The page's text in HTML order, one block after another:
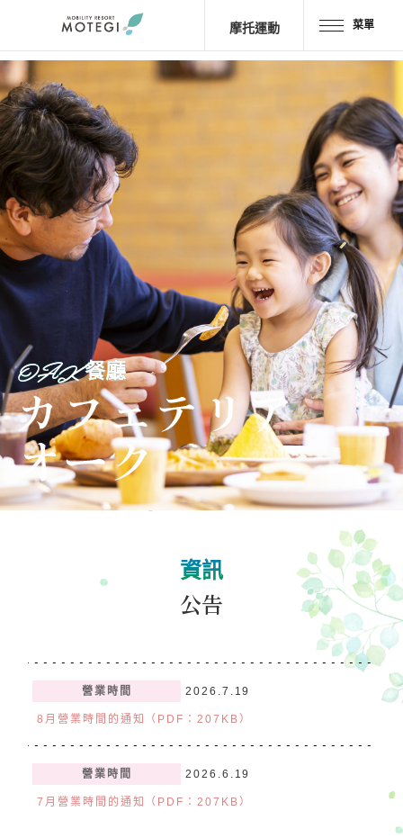
摩托運動 菜單
首頁 JP
區域・設施
景點・活動
摩托車 運動
酒店・ 露營
商品＆商店
遊樂設施
等待時間指南
活動
OAK 餐廳
資訊
公告
營業時間 2026.7.19
8月營業時間的通知（PDF：207KB）
營業時間 2026.6.19
7月營業時間的通知（PDF：207KB）